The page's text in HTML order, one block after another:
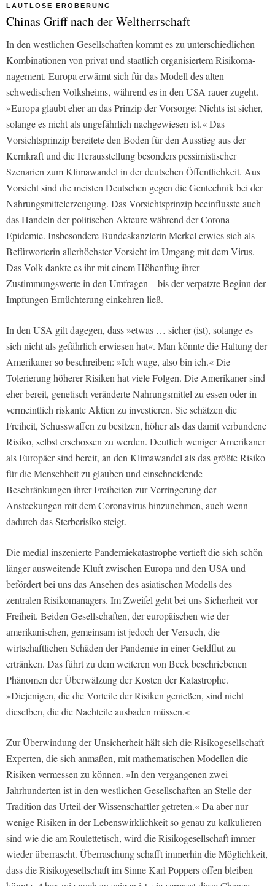
LAUTLOSE EROBERUNG
Chinas Griff nach der Weltherrschaft
In den westlichen Gesellschaften kommt es zu unterschiedlichen
Kombinationen von privat und staatlich organisiertem Risikoma­
nagement. Europa erwärmt sich für das Modell des alten
schwedischen Volksheims, während es in den USA rauer zugeht.
»Europa glaubt eher an das Prinzip der Vorsorge: Nichts ist sicher,
solange es nicht als ungefährlich nachgewiesen ist.« Das
Vorsichtsprinzip bereitete den Boden für den Ausstieg aus der
Kernkraft und die Herausstellung besonders pessimistischer
Szenarien zum Klimawandel in der deutschen Öffentlichkeit. Aus
Vorsicht sind die meisten Deutschen gegen die Gentechnik bei der
Nahrungsmittelerzeugung. Das Vorsichtsprinzip beeinflusste auch
das Handeln der politischen Akteure während der Corona-
Epidemie. Insbesondere Bundeskanzlerin Merkel erwies sich als
Befürworterin allerhöchster Vorsicht im Umgang mit dem Virus.
Das Volk dankte es ihr mit einem Höhenflug ihrer
Zustimmungswerte in den Umfragen – bis der verpatzte Beginn der
Impfungen Ernüchterung einkehren ließ.
In den USA gilt dagegen, dass »etwas … sicher (ist), solange es
sich nicht als gefährlich erwiesen hat«. Man könnte die Haltung der
Amerikaner so beschreiben: »Ich wage, also bin ich.« Die
Tolerierung höherer Risiken hat viele Folgen. Die Amerikaner sind
eher bereit, genetisch veränderte Nahrungsmittel zu essen oder in
vermeintlich riskante Aktien zu investieren. Sie schätzen die
Freiheit, Schusswaffen zu besitzen, höher als das damit verbundene
Risiko, selbst erschossen zu werden. Deutlich weniger Amerikaner
als Europäer sind bereit, an den Klimawandel als das größte Risiko
für die Menschheit zu glauben und einschneidende
Beschränkungen ihrer Freiheiten zur Verringerung der
Ansteckungen mit dem Coronavirus hinzunehmen, auch wenn
dadurch das Sterberisiko steigt.
Die medial inszenierte Pandemiekatastrophe vertieft die sich schön
länger ausweitende Kluft zwischen Europa und den USA und
befördert bei uns das Ansehen des asiatischen Modells des
zentralen Risikomanagers. Im Zweifel geht bei uns Sicherheit vor
Freiheit. Beiden Gesellschaften, der europäischen wie der
amerikanischen, gemeinsam ist jedoch der Versuch, die
wirtschaftlichen Schäden der Pandemie in einer Geldflut zu
ertränken. Das führt zu dem weiteren von Beck beschriebenen
Phänomen der Überwälzung der Kosten der Katastrophe.
»Diejenigen, die die Vorteile der Risiken genießen, sind nicht
dieselben, die die Nachteile ausbaden müssen.«
Zur Überwindung der Unsicherheit hält sich die Risikogesellschaft
Experten, die sich anmaßen, mit mathematischen Modellen die
Risiken vermessen zu können. »In den vergangenen zwei
Jahrhunderten ist in den westlichen Gesellschaften an Stelle der
Tradition das Urteil der Wissenschaftler getreten.« Da aber nur
wenige Risiken in der Lebenswirklichkeit so genau zu kalkulieren
sind wie die am Roulettetisch, wird die Risikogesellschaft immer
wieder überrascht. Überraschung schafft immerhin die Möglichkeit,
dass die Risikogesellschaft im Sinne Karl Poppers offen bleiben